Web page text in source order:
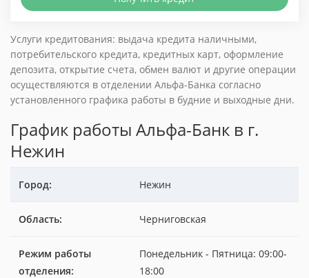
Услуги кредитования: выдача кредита наличными,
потребительского кредита, кредитных карт, оформление
депозита, открытие счета, обмен валют и другие операции
осуществляются в отделении Альфа-Банка согласно
установленного графика работы в будние и выходные дни.
График работы Альфа-Банк в г.
Нежин
Город: Нежин
Область: Черниговская
Режим работы
отделения:
Понедельник - Пятница: 09:00-
18:00